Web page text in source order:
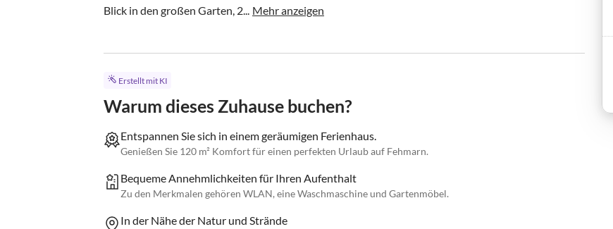
Blick in den großen Garten, 2... Mehr anzeigen
Erstellt mit KI
Warum dieses Zuhause buchen?
Entspannen Sie sich in einem geräumigen Ferienhaus.
Genießen Sie 120 m² Komfort für einen perfekten Urlaub auf Fehmarn.
Bequeme Annehmlichkeiten für Ihren Aufenthalt
Zu den Merkmalen gehören WLAN, eine Waschmaschine und Gartenmöbel.
In der Nähe der Natur und Strände